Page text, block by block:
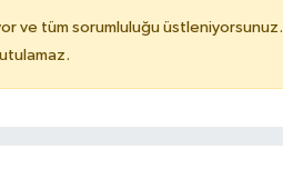
ve tüm sorumluluğu üstleniyorsunuz.